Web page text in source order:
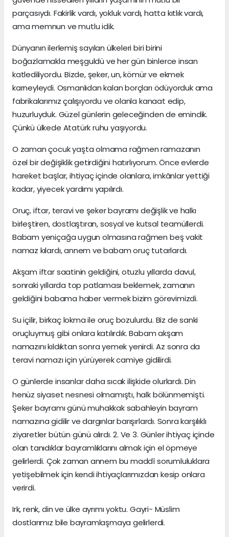
parçasıydı. Fakirlik vardı, yokluk vardı, hatta kıtlık vardı,
ama memnun ve mutlu idik.
Dünyanın ilerlemiş sayılan ülkeleri biri birini
boğazlamakla meşguldü ve her gün binlerce insan
katlediliyordu. Bizde, şeker, un, kömür ve ekmek
karneyleydi. Osmanlıdan kalan borçları ödüyorduk ama
fabrikalarımız çalışıyordu ve olanla kanaat edip,
huzurluyduk. Güzel günlerin geleceğinden de emindik.
Çünkü ülkede Atatürk ruhu yaşıyordu.
O zaman çocuk yaşta olmama rağmen ramazanın
özel bir değişiklik getirdiğini hatırlıyorum. Önce evlerde
hareket başlar, ihtiyaç içinde olanlara, imkânlar yettiği
kadar, yiyecek yardımı yapılırdı.
Oruç, iftar, teravi ve şeker bayramı değişlik ve halkı
birleştiren, dostlaştıran, sosyal ve kutsal teamüllerdi.
Babam yeniçağa uygun olmasına rağmen beş vakit
namaz kılardı, annem ve babam oruç tutarlardı.
Akşam iftar saatinin geldiğini, otuzlu yıllarda davul,
sonraki yıllarda top patlaması beklemek, zamanın
geldiğini babama haber vermek bizim görevimizdi.
Su içilir, birkaç lokma ile oruç bozulurdu. Biz de sanki
oruçluymuş gibi onlara katılırdık. Babam akşam
namazını kıldıktan sonra yemek yenirdi. Az sonra da
teravi namazı için yürüyerek camiye gidilirdi.
O günlerde insanlar daha sıcak ilişkide olurlardı. Din
henüz siyaset nesnesi olmamıştı, halk bölünmemişti.
Şeker bayramı günü muhakkak sabahleyin bayram
namazına gidilir ve dargınlar barışırlardı. Sonra karşılıklı
ziyaretler bütün günü alırdı. 2. Ve 3. Günler ihtiyaç içinde
olan tanıdıklar bayramlıklarını almak için el öpmeye
gelirlerdi. Çok zaman annem bu maddî sorumluluklara
yetişebilmek için kendi ihtiyaçlarımızdan kesip onlara
verirdi.
Irk, renk, din ve ülke ayrımı yoktu. Gayri- Müslim
dostlarımız bile bayramlaşmaya gelirlerdi.